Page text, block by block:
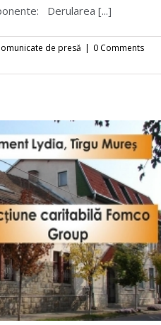
violența în familie
Derularea [...]
de presă | 0 Comments